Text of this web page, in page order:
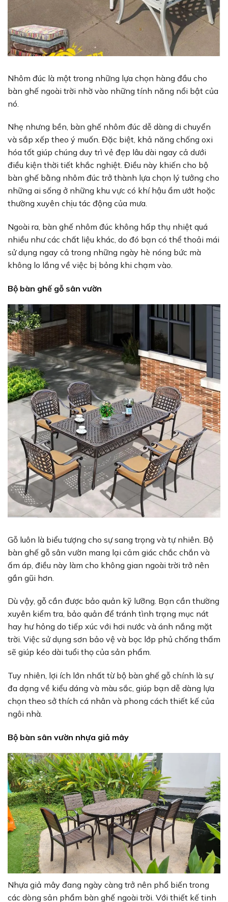
Nhôm đúc là một trong những lựa chọn hàng đầu cho
bàn ghế ngoài trời nhờ vào những tính năng nổi bật của
nó.
Nhẹ nhưng bền, bàn ghế nhôm đúc dễ dàng di chuyển
và sắp xếp theo ý muốn. Đặc biệt, khả năng chống oxi
hóa tốt giúp chúng duy trì vẻ đẹp lâu dài ngay cả dưới
điều kiện thời tiết khắc nghiệt. Điều này khiến cho bộ
bàn ghế bằng nhôm đúc trở thành lựa chọn lý tưởng cho
những ai sống ở những khu vực có khí hậu ẩm ướt hoặc
thường xuyên chịu tác động của mưa.
Ngoài ra, bàn ghế nhôm đúc không hấp thụ nhiệt quá
nhiều như các chất liệu khác, do đó bạn có thể thoải mái
sử dụng ngay cả trong những ngày hè nóng bức mà
không lo lắng về việc bị bỏng khi chạm vào.
Bộ bàn ghế gỗ sân vườn
Gỗ luôn là biểu tượng cho sự sang trọng và tự nhiên. Bộ
bàn ghế gỗ sân vườn mang lại cảm giác chắc chắn và
ấm áp, điều này làm cho không gian ngoài trời trở nên
gần gũi hơn.
Dù vậy, gỗ cần được bảo quản kỹ lưỡng. Bạn cần thường
xuyên kiểm tra, bảo quản để tránh tình trạng mục nát
hay hư hỏng do tiếp xúc với hơi nước và ánh nắng mặt
trời. Việc sử dụng sơn bảo vệ và bọc lớp phủ chống thấm
sẽ giúp kéo dài tuổi thọ của sản phẩm.
Tuy nhiên, lợi ích lớn nhất từ bộ bàn ghế gỗ chính là sự
đa dạng về kiểu dáng và màu sắc, giúp bạn dễ dàng lựa
chọn theo sở thích cá nhân và phong cách thiết kế của
ngôi nhà.
Bộ bàn sân vườn nhựa giả mây
Nhựa giả mây đang ngày càng trở nên phổ biến trong
các dòng sản phẩm bàn ghế ngoài trời. Với thiết kế tinh